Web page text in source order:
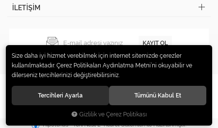
İLETİŞİM
KAYIT OL
© 2019 Uzay Exclusive Tüm hakları saklıdır.
Hipotenüs Yeni Nesil E-Ticaret Sistemleri ile Hazırlanmıştır.
Size daha iyi hizmet verebilmek için internet sitemizde çerezler
kullanılmaktadır. Çerez Politikaları Aydınlatma Metni’ni okuyabilir ve
dilerseniz tercihlerinizi değiştirebilirsiniz.
Tercihleri Ayarla Tümünü Kabul Et
Gizlilik ve Çerez Politikası